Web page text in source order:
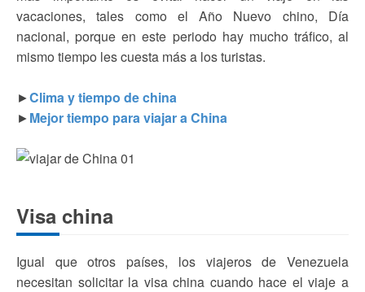
vacaciones, tales como el Año Nuevo chino, Día
nacional, porque en este periodo hay mucho tráfico, al
mismo tiempo les cuesta más a los turistas.
►Clima y tiempo de china
►Mejor tiempo para viajar a China
Visa china
Igual que otros países, los viajeros de Venezuela
necesitan solicitar la visa china cuando hace el viaje a